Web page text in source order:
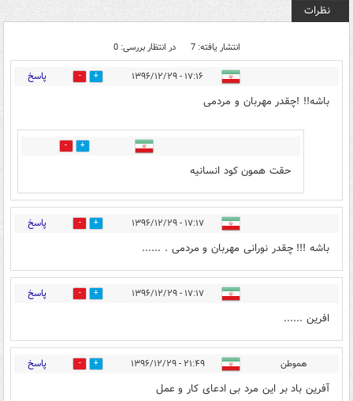
نظرات
انتشار یافته: 7 در انتظار بررسی: 0
۱۷:۱۶ - ۱۳۹۶/۱۲/۲۹ 4 پاسخ
باشه!! !چقدر مهربان و مردمی
7
حقت همون کود انسانیه
۱۷:۱۷ - ۱۳۹۶/۱۲/۲۹ 7 پاسخ
باشه !!! چقدر نورانی مهربان و مردمی . ......
۱۷:۱۷ - ۱۳۹۶/۱۲/۲۹ 11 پاسخ
افرین ......
هموطن ۲۱:۴۹ - ۱۳۹۶/۱۲/۲۹ 12 پاسخ
آفرین باد بر این مرد بی ادعای کار و عمل